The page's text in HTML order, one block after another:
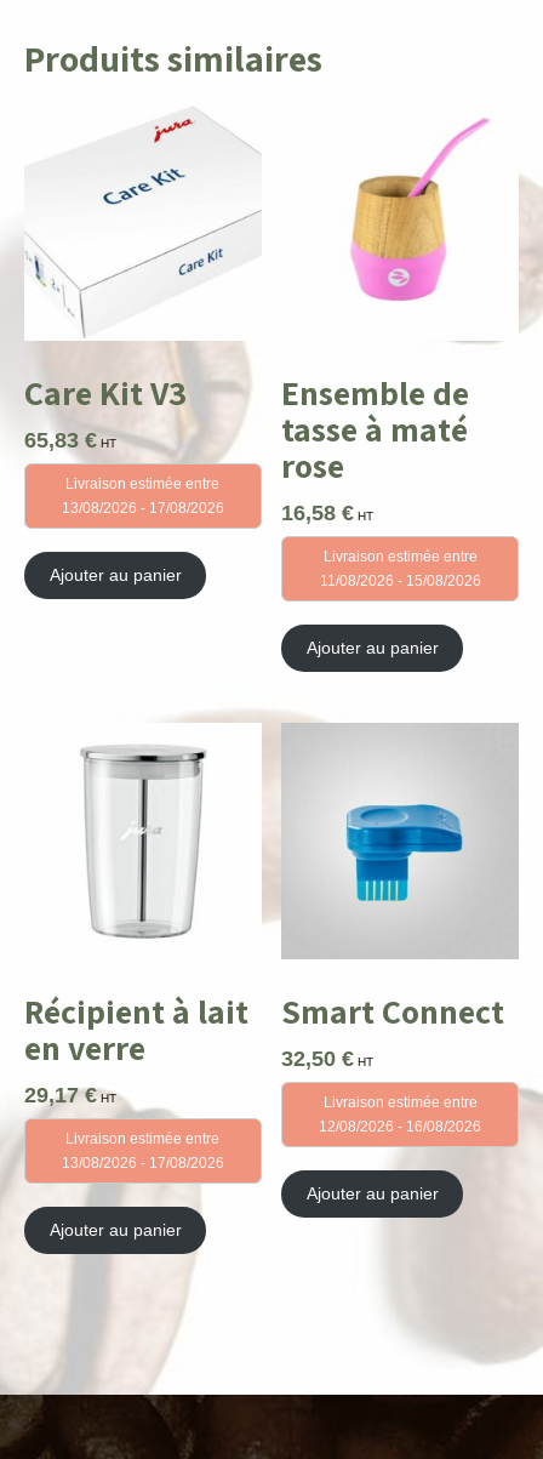
Produits similaires
Care Kit V3
65,83 € HT
Livraison estimée entre
13/08/2026 - 17/08/2026
Ajouter au panier
Ensemble de
tasse à maté
rose
16,58€ HT
Livraison estimée entre
11/08/2026 - 15/08/2026
Ajouter au panier
Récipient à lait
en verre
29,17€ HT
Livraison estimée entre
13/08/2026 - 17/08/2026
Ajouter au panier
Smart Connect
32,50€ HT
Livraison estimée entre
12/08/2026 - 16/08/2026
Ajouter au panier